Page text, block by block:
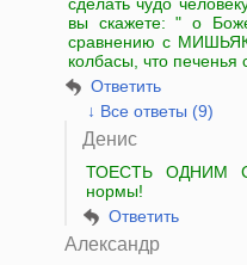
вы скажете: " о
сравнению с
колбасы, что печенья
Ответить
↓ Все ответы (9)
Денис
ТОЕСТЬ ОДНИМ
нормы!
Ответить
Александр